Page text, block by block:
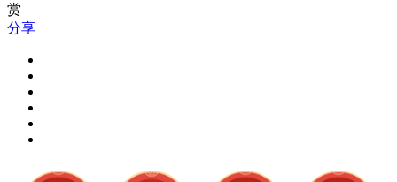
赏
分享